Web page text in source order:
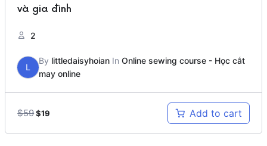
và gia đình
2
L
By littledaisyhoian InOnline sewing course - Học cắt
may online
$59Original
was:
$19
is:
Add to cart